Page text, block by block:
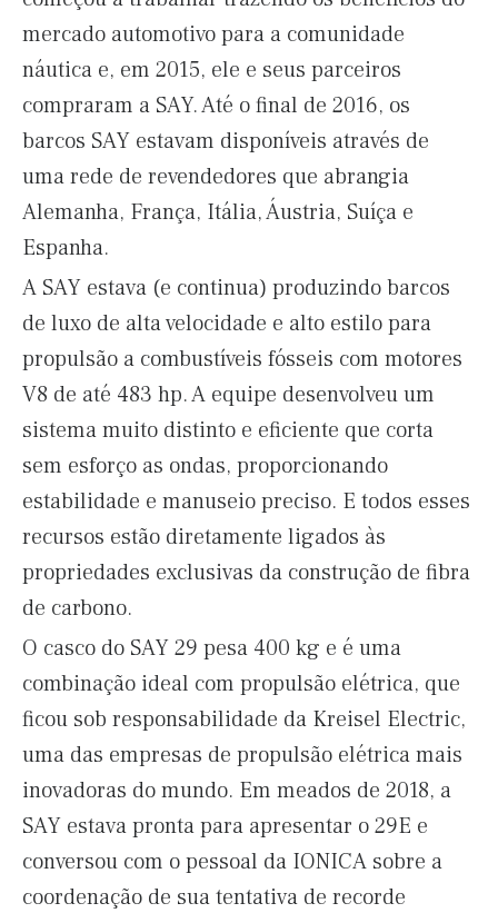
mercado automotivo para a comunidade
náutica e, em 2015, ele e seus parceiros
compraram a SAY. Até o final de 2016, os
barcos SAY estavam disponíveis através de
uma rede de revendedores que abrangia
Alemanha, França, Itália, Áustria, Suíça e
Espanha.
A SAY estava (e continua) produzindo barcos
de luxo de alta velocidade e alto estilo para
propulsão a combustíveis fósseis com motores
V8 de até 483 hp. A equipe desenvolveu um
sistemamuito distinto e eficiente que corta
sem esforço as ondas, proporcionando
estabilidade e manuseio preciso. E todos esses
recursos estão diretamente ligados às
propriedades exclusivas da construção de fibra
de carbono.
O casco do SAY 29 pesa 400 kg e é uma
combinação ideal com propulsão elétrica, que
ficou sob responsabilidade da Kreisel Electric,
uma das empresas de propulsão elétrica mais
inovadoras do mundo. Em meados de 2018, a
SAY estava pronta para apresentar o 29E e
conversou com o pessoal da IONICA sobre a
coordenação de sua tentativa de recorde